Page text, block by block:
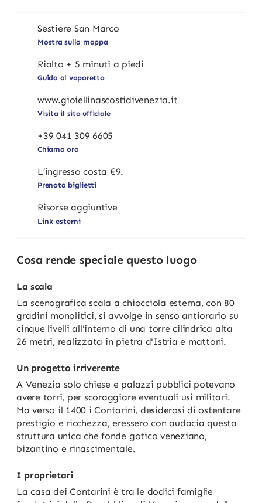
Sestiere San Marco
Mostra sulla mappa
Rialto + 5 minuti a piedi
Guida al vaporetto
www.gioiellinascostidivenezia.it
Visita il sito ufficiale
+39 041 309 6605
Chiama ora
L’ingresso costa €9.
Prenota biglietti
Risorse aggiuntive
Link esterni
Cosa rende speciale questo luogo
La scala
La scenografica scala a chiocciola esterna, con 80
gradini monolitici, si avvolge in senso antiorario su
cinque livelli all'interno di una torre cilindrica alta
26 metri, realizzata in pietra d'Istria e mattoni.
Un progetto irriverente
A Venezia solo chiese e palazzi pubblici potevano
avere torri, per scoraggiare eventuali usi militari.
Ma verso il 1400 i Contarini, desiderosi di ostentare
prestigio e ricchezza, eressero con audacia questa
struttura unica che fonde gotico veneziano,
bizantino e rinascimentale.
I proprietari
La casa dei Contarini è tra le dodici famiglie